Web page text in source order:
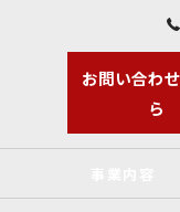
お問い合わ
ら